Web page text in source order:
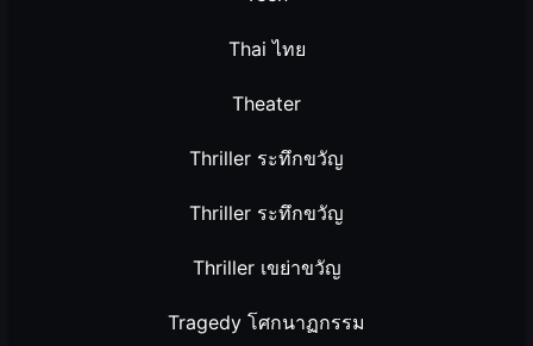
Thai ไทย
Theater
Thriller ระทึกขวัญ
Thriller ระทึกขวัญ
Thriller เขย่าขวัญ
Tragedy โศกนาฏกรรม